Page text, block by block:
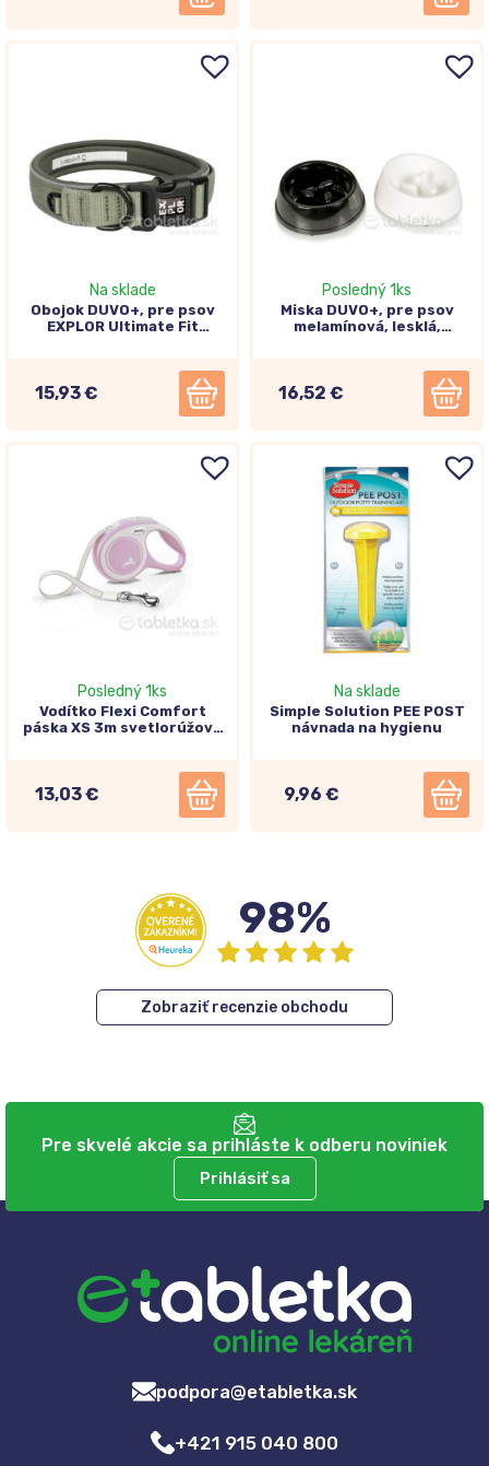
Na sklade
Obojok DUVO+, pre psov
EXPLOR Ultimate Fit
15,93 €
Posledný 1ks
Miska DUVO+, pre psov
melamínová, lesklá,
16,52 €
Posledný 1ks
Vodítko Flexi Comfort
páska XS 3m svetlorúžové
13,03 €
Na sklade
Simple Solution PEE POST
návnada na hygienu
9,96 €
98%
Zobraziť recenzie obchodu
Pre skvelé akcie sa prihláste k odberu noviniek
Prihlásiť sa
podpora@etabletka.sk
+421 915 040 800